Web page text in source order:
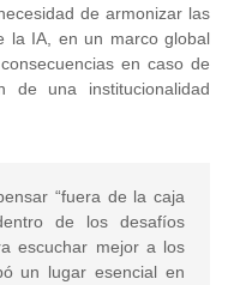
de armonizar las
la IA, en un marco global
en caso de
de una institucionalidad
“fuera de la caja
de los desafíos
escuchar mejor a los
un lugar esencial en